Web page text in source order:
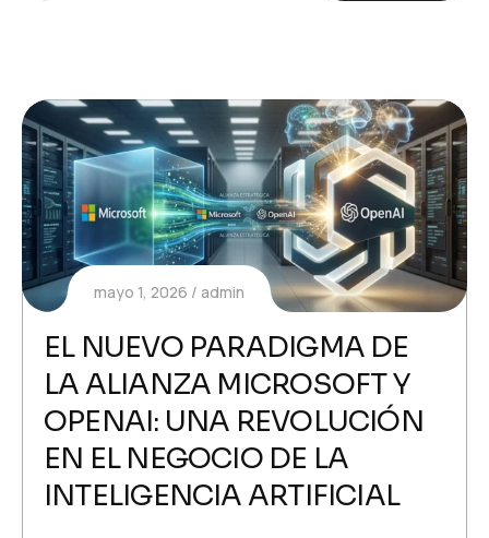
mayo 1, 2026 admin
EL NUEVO PARADIGMA DE
LA ALIANZA MICROSOFT Y
OPENAI: UNA REVOLUCIÓN
EN EL NEGOCIO DE LA
INTELIGENCIA ARTIFICIAL